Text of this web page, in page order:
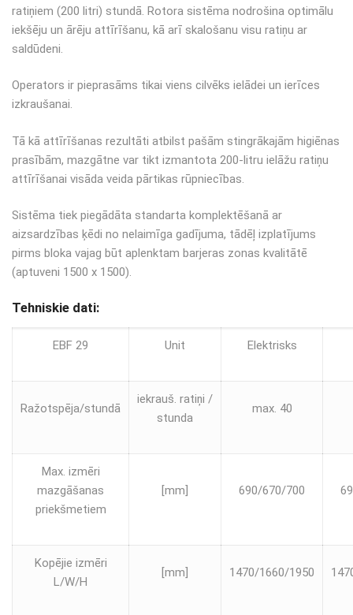
ratiņiem (200 litri) stundā. Rotora sistēma nodrošina optimālu
iekšēju un ārēju attīrīšanu, kā arī skalošanu visu ratiņu ar
saldūdeni.
Operators ir pieprasāms tikai viens cilvēks ielādei un ierīces
izkraušanai.
Tā kā attīrīšanas rezultāti atbilst pašām stingrākajām higiēnas
prasībām, mazgātne var tikt izmantota 200-litru ielāžu ratiņu
attīrīšanai visāda veida pārtikas rūpniecības.
Sistēma tiek piegādāta standarta komplektēšanā ar
aizsardzības ķēdi no nelaimīga gadījuma, tādēļ izplatījums
pirms bloka vajag būt aplenktam barjeras zonas kvalitātē
(aptuveni 1500 х 1500).
Tehniskie dati:
EBF 29 Unit Elektrisks
Ražotspēja/stundā
iekrauš. ratiņi /
stunda
max. 40
Max. izmēri
mazgāšanas
priekšmetiem
[mm] 690/670/700
Kopējie izmēri
L/W/H
[mm] 1470/1660/1950